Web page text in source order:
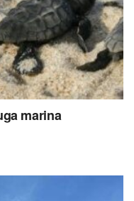
marina